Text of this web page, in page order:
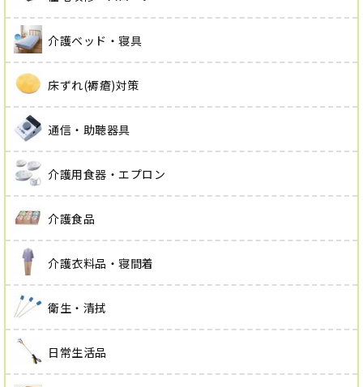
介護ベッド・寝具
床ずれ(褥瘡)対策
通信・助聴器具
介護用食器・エプロン
介護食品
介護衣料品・寝間着
衛生・清拭
日常生活品